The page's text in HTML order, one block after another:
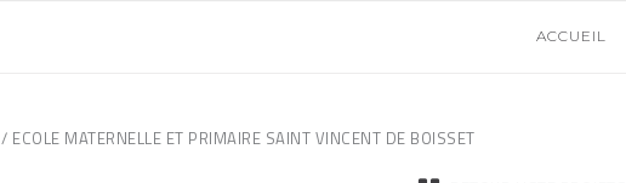
ACCUEIL
/ ECOLE MATERNELLE ET PRIMAIRE SAINT VINCENT DE BOISSET